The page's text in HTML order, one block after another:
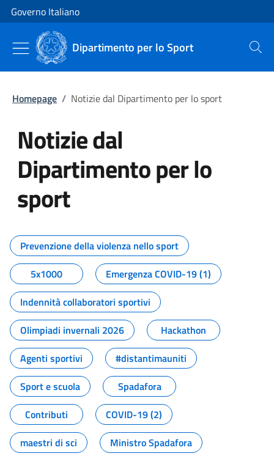
Vai al contenuto
Vai alla navigazione del sito
Governo Italiano
Dipartimento per lo Sport Cerca
Homepage / Notizie dal Dipartimento per lo sport
Notizie dal
Dipartimento per lo
sport
Tutti i contenuti della pagina
Prevenzione della violenza nello sport
5x1000
Emergenza COVID-19 (1)
Indennità collaboratori sportivi
Olimpiadi invernali 2026
Hackathon
Agenti sportivi
#distantimauniti
Sport e scuola
Spadafora
Contributi
COVID-19 (2)
maestri di sci
Ministro Spadafora